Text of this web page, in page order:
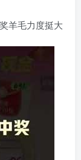
羊毛力度挺大